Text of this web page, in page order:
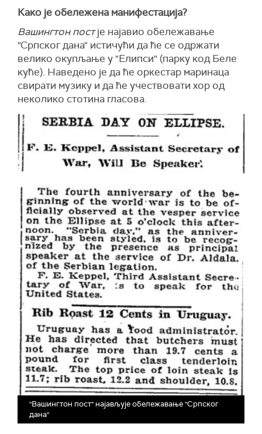
Како је обележена манифестација?
Вашингтон постје најавио обележавање
"Српског дана" истичући да ће се одржати
велико окупљање у "Елипси" (парку код Беле
куће). Наведено је да ће оркестар маринаца
свирати музику и да ће учествовати хор од
неколико стотина гласова.
"Вашингтон пост" најављује обележавање "Српског
дана"